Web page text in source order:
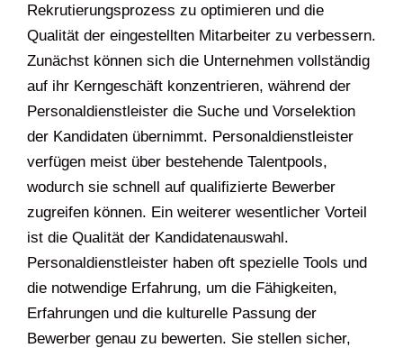
Rekrutierungsprozess zu optimieren und die
Qualität der eingestellten Mitarbeiter zu verbessern.
Zunächst können sich die Unternehmen vollständig
auf ihr Kerngeschäft konzentrieren, während der
Personaldienstleister die Suche und Vorselektion
der Kandidaten übernimmt. Personaldienstleister
verfügen meist über bestehende Talentpools,
wodurch sie schnell auf qualifizierte Bewerber
zugreifen können. Ein weiterer wesentlicher Vorteil
ist die Qualität der Kandidatenauswahl.
Personaldienstleister haben oft spezielle Tools und
die notwendige Erfahrung, um die Fähigkeiten,
Erfahrungen und die kulturelle Passung der
Bewerber genau zu bewerten. Sie stellen sicher,